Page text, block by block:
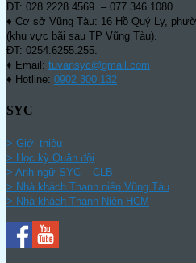
ĐT: 028.2228.4569 – 077.346.1080
♦ Cơ sở Vũng Tàu: 16 Hồ Quý Ly,
(khu vực bãi sau TP Vũng Tàu).
ĐT: 0254.6255.255.
♦ Email: tuvansyc@gmail.com
♦ Hotline: 0902 300 132
SYC
> Giới thiệu
> Học kỳ Quân đội
> Anh ngữ SYC – CLB
> Nhà khách Thanh niên Vũng Tàu
> Nhà khách Thanh Niên HCM